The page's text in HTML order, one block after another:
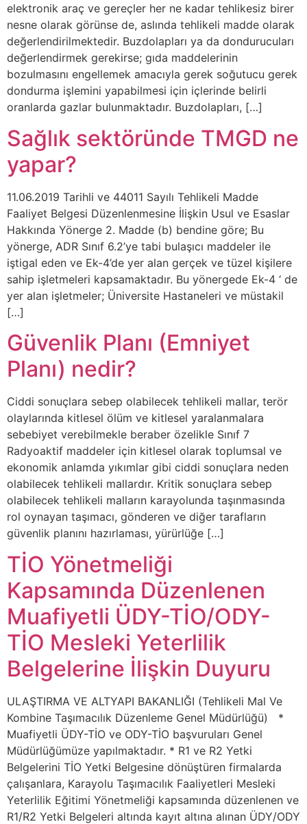
elektronik araç ve gereçler her ne kadar tehlikesiz birer
nesne olarak görünse de, aslında tehlikeli madde olarak
değerlendirilmektedir. Buzdolapları ya da dondurucuları
değerlendirmek gerekirse; gıda maddelerinin
bozulmasını engellemek amacıyla gerek soğutucu gerek
dondurma işlemini yapabilmesi için içlerinde belirli
oranlarda gazlar bulunmaktadır. Buzdolapları, […]
Sağlık sektöründe TMGD ne
yapar?
11.06.2019 Tarihli ve 44011 Sayılı Tehlikeli Madde
Faaliyet Belgesi Düzenlenmesine İlişkin Usul ve Esaslar
Hakkında Yönerge 2. Madde (b) bendine göre; Bu
yönerge, ADR Sınıf 6.2’ye tabi bulaşıcı maddeler ile
iştigal eden ve Ek-4’de yer alan gerçek ve tüzel kişilere
sahip işletmeleri kapsamaktadır. Bu yönergede Ek-4 ‘ de
yer alan işletmeler; Üniversite Hastaneleri ve müstakil
[…]
Güvenlik Planı (Emniyet
Planı) nedir?
Ciddi sonuçlara sebep olabilecek tehlikeli mallar, terör
olaylarında kitlesel ölüm ve kitlesel yaralanmalara
sebebiyet verebilmekle beraber özelikle Sınıf 7
Radyoaktif maddeler için kitlesel olarak toplumsal ve
ekonomik anlamda yıkımlar gibi ciddi sonuçlara neden
olabilecek tehlikeli mallardır. Kritik sonuçlara sebep
olabilecek tehlikeli malların karayolunda taşınmasında
rol oynayan taşımacı, gönderen ve diğer tarafların
güvenlik planını hazırlaması, yürürlüğe […]
TİO Yönetmeliği
Kapsamında Düzenlenen
Muafiyetli ÜDY-TİO/ODY-
TİO Mesleki Yeterlilik
Belgelerine İlişkin Duyuru
ULAŞTIRMA VE ALTYAPI BAKANLIĞI (Tehlikeli Mal Ve
Kombine Taşımacılık Düzenleme Genel Müdürlüğü) *
Muafiyetli ÜDY-TİO ve ODY-TİO başvuruları Genel
Müdürlüğümüze yapılmaktadır. * R1 ve R2 Yetki
Belgelerini TİO Yetki Belgesine dönüştüren firmalarda
çalışanlara, Karayolu Taşımacılık Faaliyetleri Mesleki
Yeterlilik Eğitimi Yönetmeliği kapsamında düzenlenen ve
R1/R2 Yetki Belgeleri altında kayıt altına alınan ÜDY/ODY